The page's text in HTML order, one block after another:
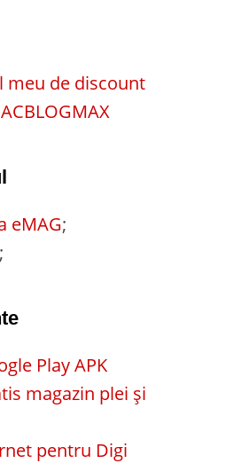
meu de discount
eMAG;
;
Play APK
magazin plei și
pentru Digi